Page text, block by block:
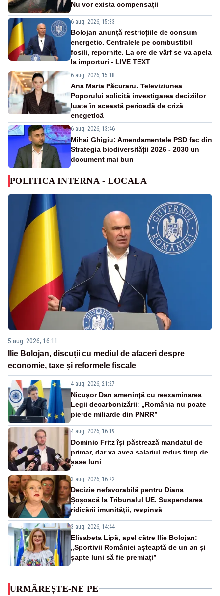
Nu vor exista compensații
6 aug. 2026, 15:33
Bolojan anunță restricțiile de consum
energetic. Centralele pe combustibili
fosili, repornite. La ore de vârf se va apela
la importuri - LIVE TEXT
6 aug. 2026, 15:18
Ana Maria Păcuraru: Televiziunea
Poporului solicită investigarea deciziilor
luate în această perioadă de criză
enegetică
6 aug. 2026, 13:46
Mihai Ghigiu: Amendamentele PSD fac din
Strategia biodiversității 2026 - 2030 un
document mai bun
POLITICA INTERNA - LOCALA
5 aug. 2026, 16:11
Ilie Bolojan, discuții cu mediul de afaceri despre
economie, taxe și reformele fiscale
4 aug. 2026, 21:27
Nicușor Dan amenință cu reexaminarea
Legii decarbonizării: „România nu poate
pierde miliarde din PNRR”
4 aug. 2026, 16:19
Dominic Fritz își păstrează mandatul de
primar, dar va avea salariul redus timp de
șase luni
3 aug. 2026, 16:22
Decizie nefavorabilă pentru Diana
Șoșoacă la Tribunalul UE. Suspendarea
ridicării imunității, respinsă
3 aug. 2026, 14:44
Elisabeta Lipă, apel către Ilie Bolojan:
„Sportivii României așteaptă de un an și
șapte luni să fie premiați”
URMĂREȘTE-NE PE